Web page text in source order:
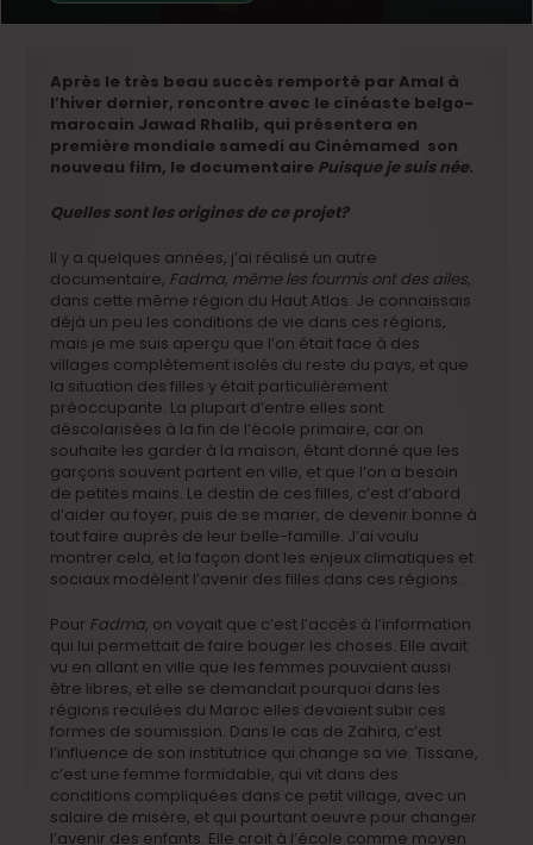
Après le très beau succès remporté par Amal à
l’hiver dernier, rencontre avec le cinéaste belgo-
marocain Jawad Rhalib, qui présentera en
première mondiale samedi au Cinémamed son
nouveau film, le documentaire Puisque je suis née.
Quelles sont les origines de ce projet?
Il y a quelques années, j’ai réalisé un autre
documentaire, Fadma, même les fourmis ont des ailes,
dans cette même région du Haut Atlas. Je connaissais
déjà un peu les conditions de vie dans ces régions,
mais je me suis aperçu que l’on était face à des
villages complètement isolés du reste du pays, et que
la situation des filles y était particulièrement
préoccupante. La plupart d’entre elles sont
déscolarisées à la fin de l’école primaire, car on
souhaite les garder à la maison, étant donné que les
garçons souvent partent en ville, et que l’on a besoin
de petites mains. Le destin de ces filles, c’est d’abord
d’aider au foyer, puis de se marier, de devenir bonne à
tout faire auprès de leur belle-famille. J’ai voulu
montrer cela, et la façon dont les enjeux climatiques et
sociaux modèlent l’avenir des filles dans ces régions.
Pour Fadma, on voyait que c’est l’accès à l’information
qui lui permettait de faire bouger les choses. Elle avait
vu en allant en ville que les femmes pouvaient aussi
être libres, et elle se demandait pourquoi dans les
régions reculées du Maroc elles devaient subir ces
formes de soumission. Dans le cas de Zahira, c’est
l’influence de son institutrice qui change sa vie. Tissane,
c’est une femme formidable, qui vit dans des
conditions compliquées dans ce petit village, avec un
salaire de misère, et qui pourtant oeuvre pour changer
l’avenir des enfants. Elle croit à l’école comme moyen